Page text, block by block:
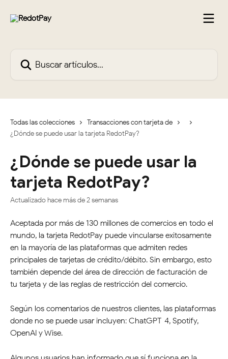
Todas las colecciones
Transacciones con tarjeta de
¿Dónde se puede usar la tarjeta RedotPay?
¿Dónde se puede usar la
tarjeta RedotPay?
Actualizado hace más de 2 semanas
Aceptada por más de 130 millones de comercios en todo el
mundo, la tarjeta RedotPay puede vincularse exitosamente
en la mayoría de las plataformas que admiten redes
principales de tarjetas de crédito/débito. Sin embargo, esto
también depende del área de dirección de facturación de
tu tarjeta y de las reglas de restricción del comercio.
Según los comentarios de nuestros clientes, las plataformas
donde no se puede usar incluyen: ChatGPT-4, Spotify,
OpenAI y Wise.